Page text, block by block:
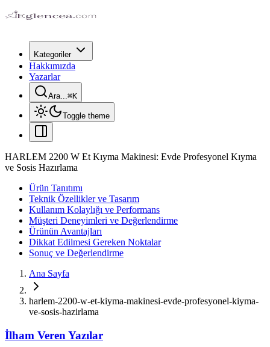
Kategoriler
Hakkımızda
Yazarlar
Ara...⌘K
Toggle theme
HARLEM 2200 W Et Kıyma Makinesi: Evde Profesyonel Kıyma
ve Sosis Hazırlama
Ürün Tanıtımı
Teknik Özellikler ve Tasarım
Kullanım Kolaylığı ve Performans
Müşteri Deneyimleri ve Değerlendirme
Ürünün Avantajları
Dikkat Edilmesi Gereken Noktalar
Sonuç ve Değerlendirme
Ana Sayfa
harlem-2200-w-et-kiyma-makinesi-evde-profesyonel-kiyma-
ve-sosis-hazirlama
İlham Veren Yazılar